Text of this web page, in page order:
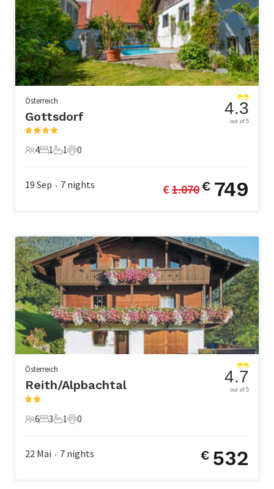
Österreich
Gottsdorf
4 Gäste
4
1 Schlafzimmer
1
1 Badezimmer
1
0 Haustiere
0
4.3
out of 5
19 Sep • 7 nights € 1.070€ 749
Österreich
Reith/Alpbachtal
6 Gäste
6
3 Schlafzimmer
3
1 Badezimmer
1
0 Haustiere
0
4.7
out of 5
22 Mai • 7 nights € 532